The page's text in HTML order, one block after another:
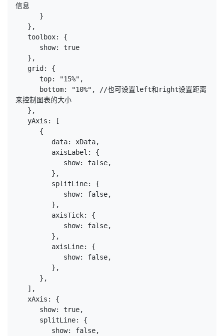
信息
}
},
toolbox: {
show: true
},
grid: {
top: "15%",
bottom: "10%", //也可设置left和right设置距离
来控制图表的大小
},
yAxis: [
{
data: xData,
axisLabel: {
show: false,
},
splitLine: {
show: false,
},
axisTick: {
show: false,
},
axisLine: {
show: false,
},
},
],
xAxis: {
show: true,
splitLine: {
show: false,